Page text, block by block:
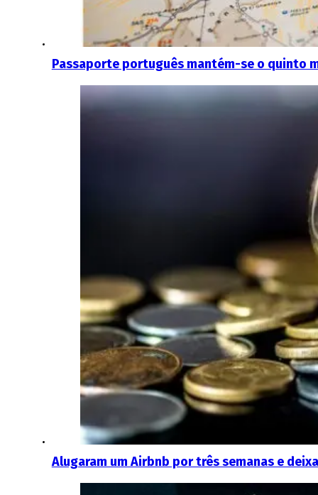
Passaporte português mantém-se o quinto
Alugaram um Airbnb por três semanas e